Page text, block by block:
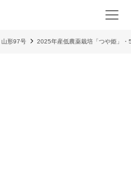
山形97号 2025年産低農薬栽培「つや姫」・